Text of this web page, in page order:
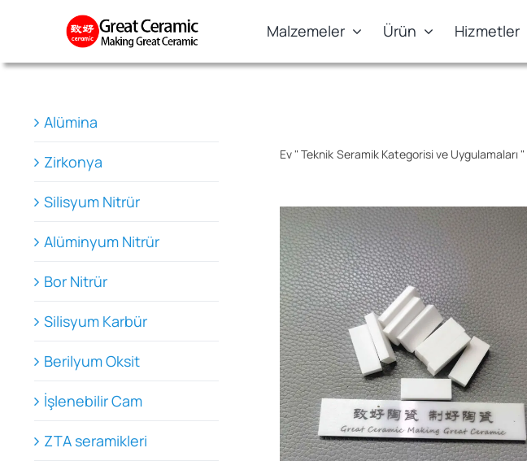
Malzemeler Ürün Hizmetler
Ev"Teknik Seramik Kategorisi ve Uygulamaları"
Alümina
Zirkonya
Silisyum Nitrür
Alüminyum Nitrür
Bor Nitrür
Silisyum Karbür
Berilyum Oksit
İşlenebilir Cam
ZTA seramikleri